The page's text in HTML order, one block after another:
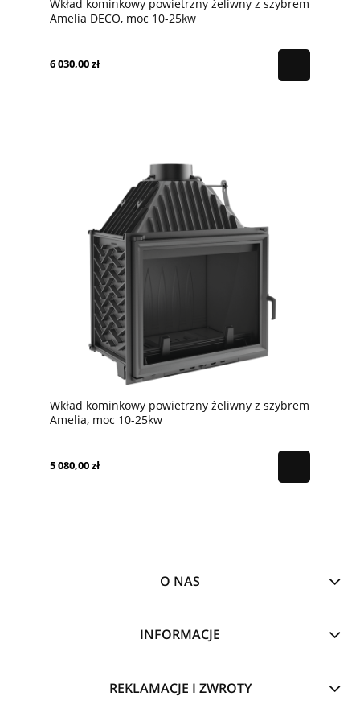
Wkład kominkowy powietrzny żeliwny z szybrem
Amelia DECO, moc 10-25kw
6 030,00 zł
Wkład kominkowy powietrzny żeliwny z szybrem
Amelia, moc 10-25kw
5 080,00 zł
O NAS
INFORMACJE
REKLAMACJE I ZWROTY